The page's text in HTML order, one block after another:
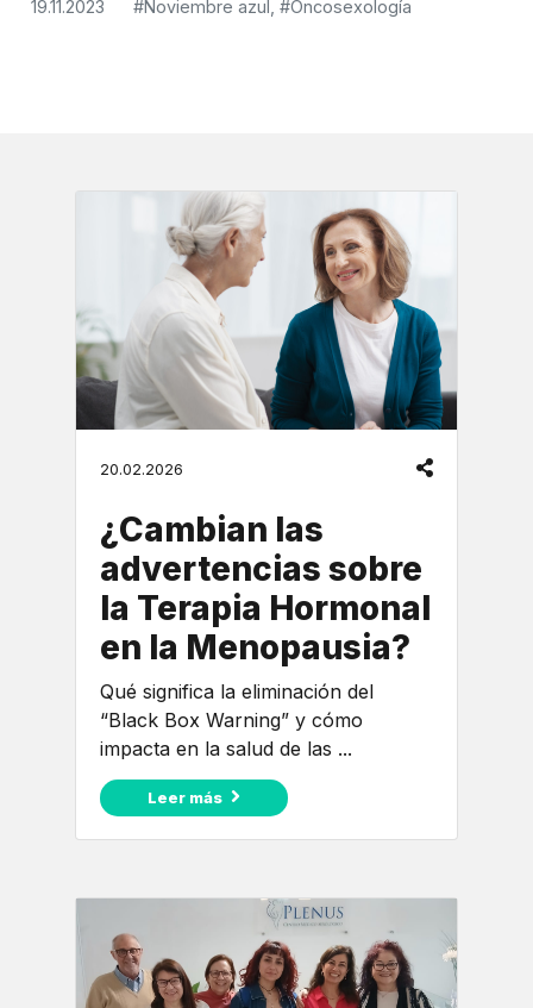
19.11.2023 #Noviembre azul, #Oncosexología
20.02.2026
¿Cambian las
advertencias sobre
la Terapia Hormonal
en la Menopausia?
Qué significa la eliminación del
“Black Box Warning” y cómo
impacta en la salud de las ...
Leer más